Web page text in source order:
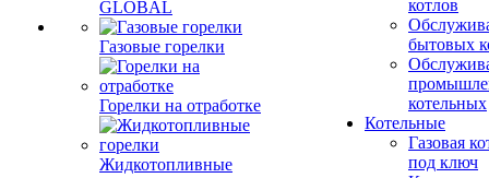
GLOBAL
Газовые горелки
Горелки на отработке
Жидкотопливные
котлов
бытовых
котельных
Котельные
Газовая
под ключ